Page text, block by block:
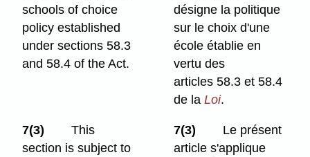
schools of choice
policy established
under sections 58.3
and 58.4 of the Act.
désigne la politique
sur le choix d'une
école établie en
vertu des
articles 58.3 et 58.4
de laLoi.
7(3)
This
section is subject to
7(3)
Le présent
article s'applique